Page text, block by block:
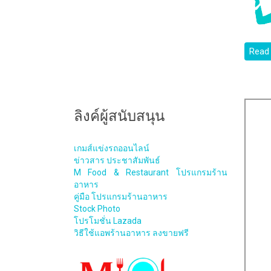
ลิงค์ผู้สนับสนุน
เกมส์แข่งรถออนไลน์
ข่าวสาร ประชาสัมพันธ์
M Food & Restaurant โปรแกรมร้าน
อาหาร
คู่มือ โปรแกรมร้านอาหาร
Stock Photo
โปรโมชั่น Lazada
วิธีใช้แอพร้านอาหาร ลงขายฟรี